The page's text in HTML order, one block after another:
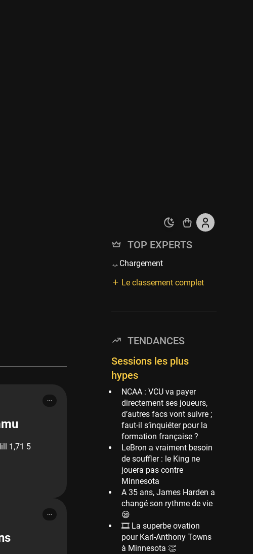
1,71 5
TOP EXPERTS
Chargement
Le classement complet
TENDANCES
Sessions les plus
hypes
NCAA : VCU va payer
directement ses joueurs,
d’autres facs vont suivre ;
faut-il s’inquiéter pour la
formation française ?
LeBron a vraiment besoin
de souffler : le King ne
jouera pas contre
Minnesota
A 35 ans, James Harden a
changé son rythme de vie
😪
🎞 La superbe ovation
pour Karl-Anthony Towns
à Minnesota 👏